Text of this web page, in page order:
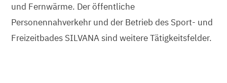
und Fernwärme. Der öffentliche
Personennahverkehr und der Betrieb des Sport- und
Freizeitbades SILVANA sind weitere Tätigkeitsfelder.